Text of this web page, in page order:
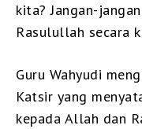
kita? Jangan-
Rasulullah secara
Guru Wahyudi
Katsir yang
kepada Allah dan